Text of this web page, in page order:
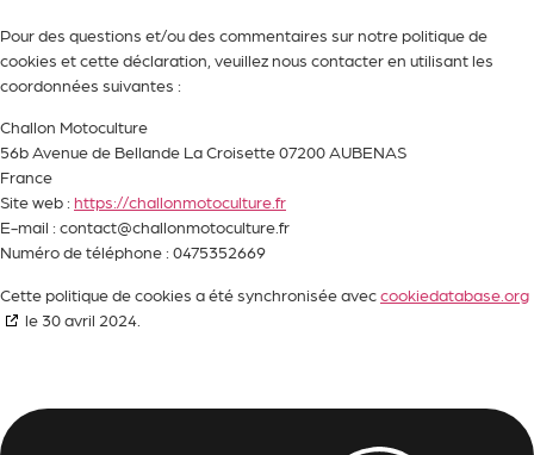
Pour des questions et/ou des commentaires sur notre politique de
cookies et cette déclaration, veuillez nous contacter en utilisant les
coordonnées suivantes :
Challon Motoculture
56b Avenue de Bellande La Croisette 07200 AUBENAS
France
Site web : https://challonmotoculture.fr
E-mail : contact@challonmotoculture.fr
Numéro de téléphone : 0475352669
Cette politique de cookies a été synchronisée aveccookiedatabase.org
le 30 avril 2024.